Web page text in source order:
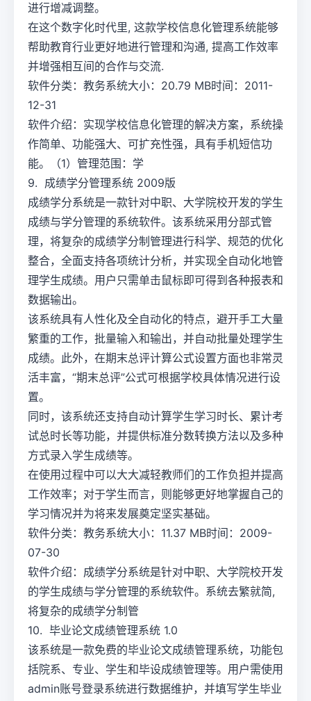
进行增减调整。
在这个数字化时代里, 这款学校信息化管理系统能够
帮助教育行业更好地进行管理和沟通, 提高工作效率
并增强相互间的合作与交流.
软件分类：教务系统大小：20.79 MB时间：2011-
12-31
软件介绍：实现学校信息化管理的解决方案，系统操
作简单、功能强大、可扩充性强，具有手机短信功
能。（1）管理范围：学
9. 成绩学分管理系统 2009版
成绩学分系统是一款针对中职、大学院校开发的学生
成绩与学分管理的系统软件。该系统采用分部式管
理，将复杂的成绩学分制管理进行科学、规范的优化
整合，全面支持各项统计分析，并实现全自动化地管
理学生成绩。用户只需单击鼠标即可得到各种报表和
数据输出。
该系统具有人性化及全自动化的特点，避开手工大量
繁重的工作，批量输入和输出，并自动批量处理学生
成绩。此外，在期末总评计算公式设置方面也非常灵
活丰富，“期末总评”公式可根据学校具体情况进行设
置。
同时，该系统还支持自动计算学生学习时长、累计考
试总时长等功能，并提供标准分数转换方法以及多种
方式录入学生成绩等。
在使用过程中可以大大减轻教师们的工作负担并提高
工作效率；对于学生而言，则能够更好地掌握自己的
学习情况并为将来发展奠定坚实基础。
软件分类：教务系统大小：11.37 MB时间：2009-
07-30
软件介绍：成绩学分系统是针对中职、大学院校开发
的学生成绩与学分管理的系统软件。系统去繁就简,
将复杂的成绩学分制管
10. 毕业论文成绩管理系统 1.0
该系统是一款免费的毕业论文成绩管理系统，功能包
括院系、专业、学生和毕设成绩管理等。用户需使用
admin账号登录系统进行数据维护，并填写学生毕业